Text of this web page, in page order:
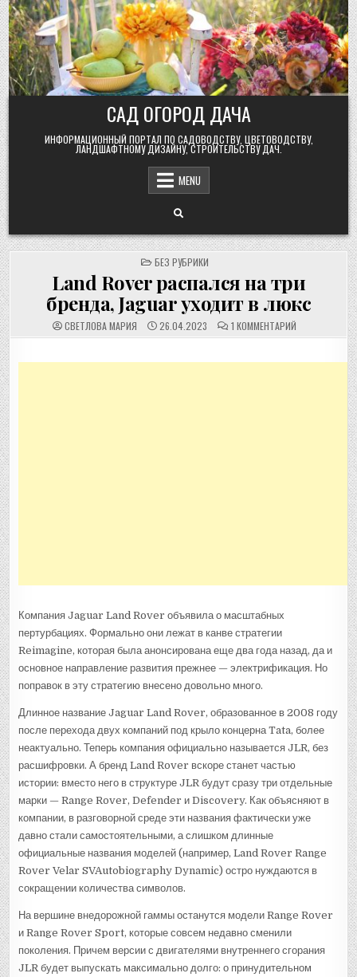
Skip
to
content
САД ОГОРОД ДАЧА
ИНФОРМАЦИОННЫЙ ПОРТАЛ ПО САДОВОДСТВУ, ЦВЕТОВОДСТВУ,
ЛАНДШАФТНОМУ ДИЗАЙНУ, СТРОИТЕЛЬСТВУ ДАЧ.
MENU
POSTED
IN
БЕЗ РУБРИКИ
Land Rover распался на три
бренда, Jaguar уходит в люкс
СВЕТЛОВА МАРИЯ 26.04.2023 1 КОММЕНТАРИЙ
ЗАПИСИ
РАСПАЛСЯ
Компания Jaguar Land Rover объявила о масштабных
пертурбациях. Формально они лежат в канве стратегии
Reimagine, которая была анонсирована еще два года назад, да и
основное направление развития прежнее — электрификация. Но
поправок в эту стратегию внесено довольно много.
Длинное название Jaguar Land Rover, образованное в 2008 году
после перехода двух компаний под крыло концерна Tata, более
неактуально. Теперь компания официально называется JLR, без
расшифровки. А бренд Land Rover вскоре станет частью
истории: вместо него в структуре JLR будут сразу три отдельные
марки — Range Rover, Defender и Discovery. Как объясняют в
компании, в разговорной среде эти названия фактически уже
давно стали самостоятельными, а слишком длинные
официальные названия моделей (например, Land Rover Range
Rover Velar SVAutobiography Dynamic) остро нуждаются в
сокращении количества символов.
На вершине внедорожной гаммы останутся модели Range Rover
и Range Rover Sport, которые совсем недавно сменили
поколения. Причем версии с двигателями внутреннего сгорания
JLR будет выпускать максимально долго: о принудительном